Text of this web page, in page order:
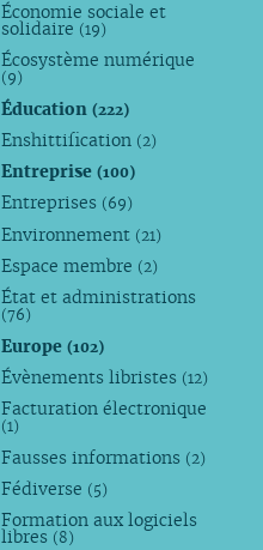
Économie sociale et
solidaire (19)
Écosystème numérique
(9)
Éducation(222)
Enshittification (2)
Entreprise(100)
Entreprises (69)
Environnement (21)
Espace membre (2)
État et administrations
(76)
Europe(102)
Évènements libristes (12)
Facturation électronique
(1)
Fausses informations (2)
Fédiverse (5)
Formation aux logiciels
libres (8)